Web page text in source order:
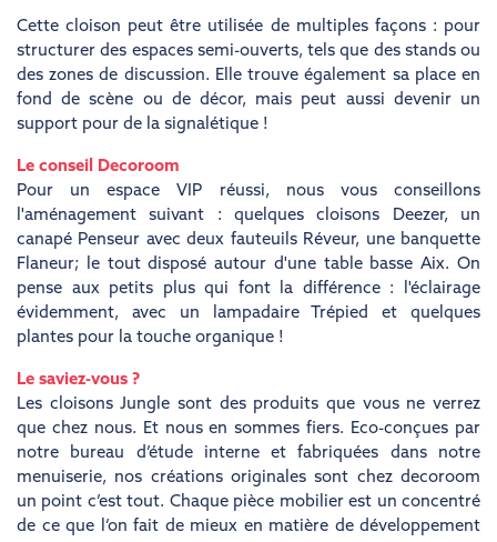
Cette cloison peut être utilisée de multiples façons : pour
structurer des espaces semi-ouverts, tels que des stands ou
des zones de discussion. Elle trouve également sa place en
fond de scène ou de décor, mais peut aussi devenir un
support pour de la signalétique !
Le conseil Decoroom
Pour un espace VIP réussi, nous vous conseillons
l'aménagement suivant : quelques cloisons Deezer, un
canapé Penseur avec deux fauteuils Réveur, une banquette
Flaneur; le tout disposé autour d'une table basse Aix. On
pense aux petits plus qui font la différence : l'éclairage
évidemment, avec un lampadaire Trépied et quelques
plantes pour la touche organique !
Le saviez-vous ?
Les cloisons Jungle sont des produits que vous ne verrez
que chez nous. Et nous en sommes fiers. Eco-conçues par
notre bureau d’étude interne et fabriquées dans notre
menuiserie, nos créations originales sont chez decoroom
un point c’est tout. Chaque pièce mobilier est un concentré
de ce que l’on fait de mieux en matière de développement